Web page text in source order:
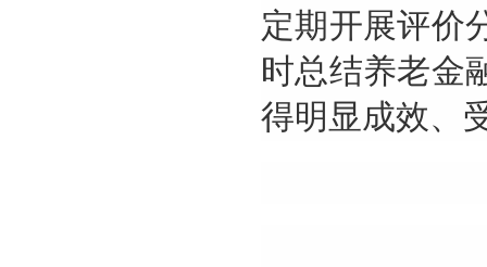
定期开展评价
时总结养老金
得明显成效、